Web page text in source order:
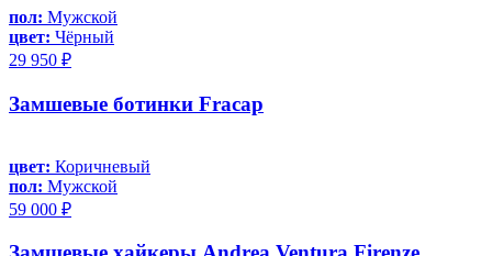
пол: Мужской
цвет: Чёрный
29 950 ₽
Замшевые ботинки Fracap
цвет: Коричневый
пол: Мужской
59 000 ₽